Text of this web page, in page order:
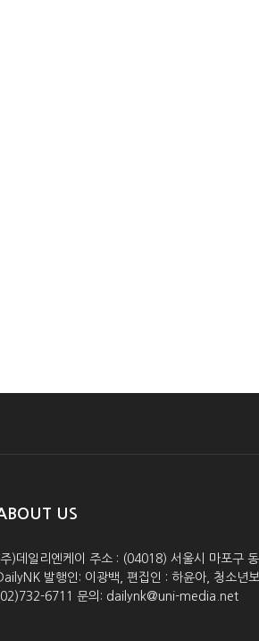
US
)데일리엔케이 주소 : (04018) 서울시 마포구
DailyNK 발행인: 이광백, 편집인 : 하윤아, 청소
6711 문의: dailynk@uni-media.net